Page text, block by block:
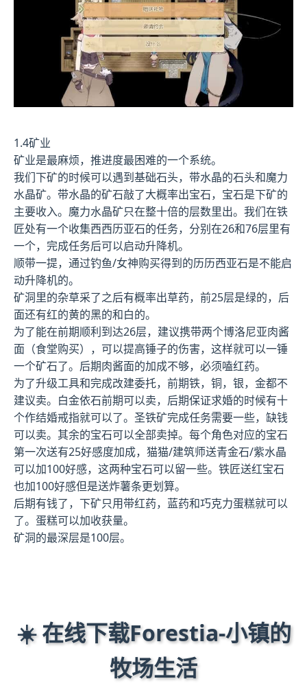
1.4矿业
矿业是最麻烦，推进度最困难的一个系统。
我们下矿的时候可以遇到基础石头，带水晶的石头和魔力
水晶矿。带水晶的矿石敲了大概率出宝石，宝石是下矿的
主要收入。魔力水晶矿只在整十倍的层数里出。我们在铁
匠处有一个收集西西历亚石的任务，分别在26和76层里有
一个，完成任务后可以启动升降机。
顺带一提，通过钓鱼/女神购买得到的历历西亚石是不能启
动升降机的。
矿洞里的杂草采了之后有概率出草药，前25层是绿的，后
面还有红的黄的黑的和白的。
为了能在前期顺利到达26层，建议携带两个博洛尼亚肉酱
面（食堂购买），可以提高锤子的伤害，这样就可以一锤
一个矿石了。后期肉酱面的加成不够，必须嗑红药。
为了升级工具和完成改建委托，前期铁，铜，银，金都不
建议卖。白金依石前期可以卖，后期保证求婚的时候有十
个作结婚戒指就可以了。圣铁矿完成任务需要一些，缺钱
可以卖。其余的宝石可以全部卖掉。每个角色对应的宝石
第一次送有25好感度加成，猫猫/建筑师送青金石/紫水晶
可以加100好感，这两种宝石可以留一些。铁匠送红宝石
也加100好感但是送炸薯条更划算。
后期有钱了，下矿只用带红药，蓝药和巧克力蛋糕就可以
了。蛋糕可以加收获量。
矿洞的最深层是100层。
☀️ 在线下载Forestia-小镇的
牧场生活